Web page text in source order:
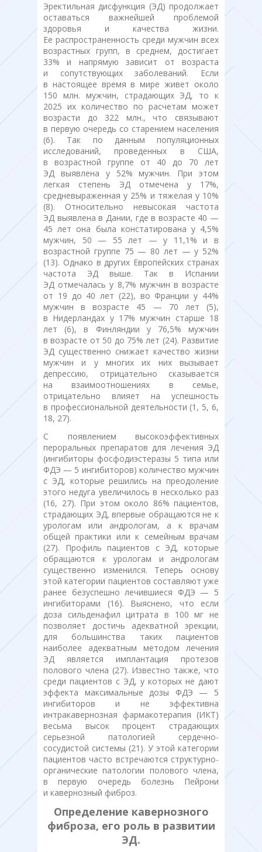
Эректильная дисфункция (ЭД) продолжает
оставаться важнейшей проблемой
здоровья и качества жизни.
Ее распространенность среди мужчин всех
возрастных групп, в среднем, достигает
33% и напрямую зависит от возраста
и сопутствующих заболеваний. Если
в настоящее время в мире живет около
150 млн. мужчин, страдающих ЭД, то к
2025 их количество по расчетам может
возрасти до 322 млн., что связывают
в первую очередь со старением населения
(6). Так по данным популяционных
исследований, проведенных в США,
в возрастной группе от 40 до 70 лет
ЭД выявлена у 52% мужчин. При этом
легкая степень ЭД отмечена у 17%,
средневыраженная у 25% и тяжелая у 10%
(8). Относительно невысокая частота
ЭД выявлена в Дании, где в возрасте 40 —
45 лет она была констатирована у 4,5%
мужчин, 50 — 55 лет — у 11,1% и в
возрастной группе 75 — 80 лет — у 52%
(13). Однако в других Европейских странах
частота ЭД выше. Так в Испании
ЭД отмечалась у 8,7% мужчин в возрасте
от 19 до 40 лет (22), во Франции у 44%
мужчин в возрасте 45 — 70 лет (5),
в Нидерландах у 17% мужчин старше 18
лет (6), в Финляндии у 76,5% мужчин
в возрасте от 50 до 75% лет (24). Развитие
ЭД существенно снижает качество жизни
мужчин и у многих их них вызывает
депрессию, отрицательно сказывается
на взаимоотношениях в семье,
отрицательно влияет на успешность
в профессиональной деятельности (1, 5, 6,
18, 27).
С появлением высокоэффективных
пероральных препаратов для лечения ЭД
(ингибиторы фосфодиэстеразы 5 типа или
ФДЭ — 5 ингибиторов) количество мужчин
с ЭД, которые решились на преодоление
этого недуга увеличилось в несколько раз
(16, 27). При этом около 86% пациентов,
страдающих ЭД, впервые обращаются не к
урологам или андрологам, а к врачам
общей практики или к семейным врачам
(27). Профиль пациентов с ЭД, которые
обращаются к урологам и андрологам
существенно изменился. Теперь основу
этой категории пациентов составляют уже
ранее безуспешно лечившиеся ФДЭ — 5
ингибиторами (16). Выяснено, что если
доза сильденафил цитрата в 100 мг не
позволяет достичь адекватной эрекции,
для большинства таких пациентов
наиболее адекватным методом лечения
ЭД является имплантация протезов
полового члена (27). Известно также, что
среди пациентов с ЭД, у которых не дают
эффекта максимальные дозы ФДЭ — 5
ингибиторов и не эффективна
интракавернозная фармакотерапия (ИКТ)
весьма высок процент страдающих
серьезной патологией сердечно-
сосудистой системы (21). У этой категории
пациентов часто встречаются структурно-
органические патологии полового члена,
в первую очередь болезнь Пейрони
и кавернозный фиброз.
Определение кавернозного
фиброза, его роль в развитии
ЭД.